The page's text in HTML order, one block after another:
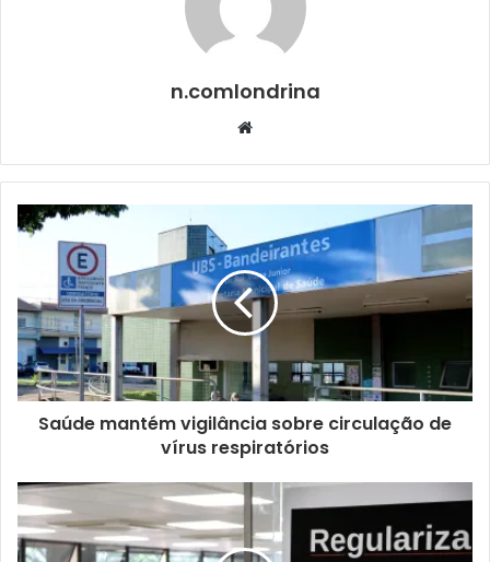
Foto: Divulgação
O crescimento dentro do esporte foi acompanhado por
desafios e aprendizados que marcaram a formação do
jovem Davi. Segundo ele, a convocação simboliza o
reconhecimento de anos de esforço coletivo. “Foram
muitas conquistas, derrotas que serviram de aprendizado,
jogos, ensinamentos e dias de trabalho intenso. Todo o
esforço realizado por nossa equipe, mesmo diante das
n.comlondrina
Website
Saúde mantém vigilância sobre circulação de
vírus respiratórios